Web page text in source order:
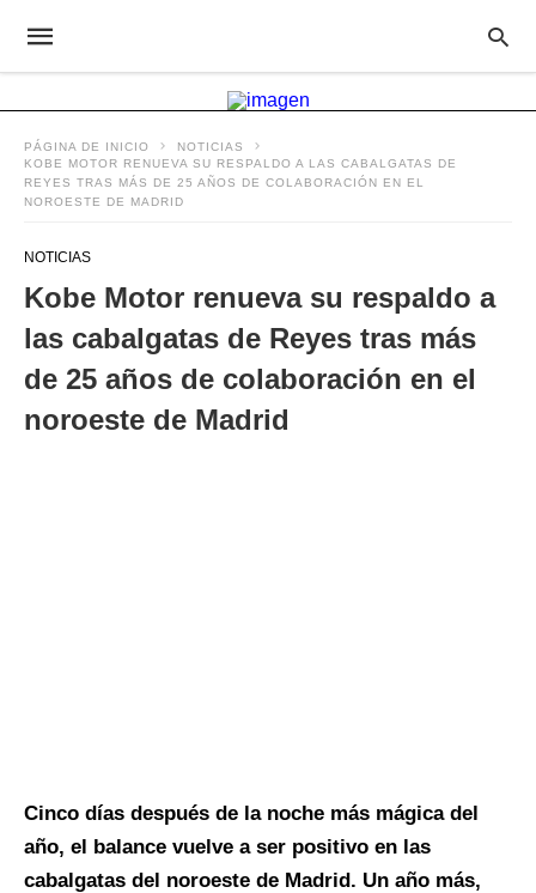
PÁGINA DE INICIO
NOTICIAS
KOBE MOTOR RENUEVA SU RESPALDO A LAS CABALGATAS DE
REYES TRAS MÁS DE 25 AÑOS DE COLABORACIÓN EN EL
NOROESTE DE MADRID
NOTICIAS
Kobe Motor renueva su respaldo a
las cabalgatas de Reyes tras más
de 25 años de colaboración en el
noroeste de Madrid
Cinco días después de la noche más mágica del
año, el balance vuelve a ser positivo en las
cabalgatas del noroeste de Madrid. Un año más,